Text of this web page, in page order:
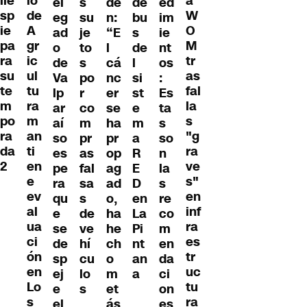
sp
ie
pa
ra
su
te
m
po
ra
da
2
de
A
gr
ic
ul
tu
ra
m
an
ti
en
e
ev
al
ua
ci
ón
en
Lo
s
eg
ad
o
de
Va
lp
ar
aí
so
es
pe
ra
qu
e
se
de
sp
ej
e
su
je
to
s
po
r
co
m
pr
as
fal
sa
s
de
ve
hí
cu
lo
s
n:
“E
l
cá
nc
er
se
ha
pr
op
ag
ad
o,
ha
he
ch
o
m
et
bu
s
de
l
si
st
e
m
a
R
E
D
en
La
Pi
nt
an
a
im
ie
nt
os
:
Es
ta
s
so
n
la
s
re
co
m
en
da
ci
on
W
O
M
tr
as
fal
la
s
"g
ra
ve
s"
en
inf
ra
es
tr
uc
tu
ra